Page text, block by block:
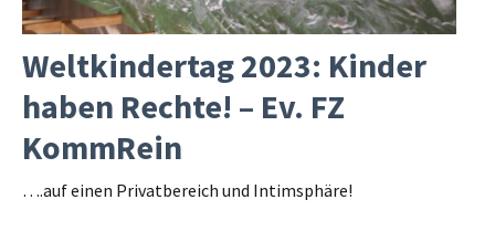
Weltkindertag 2023: Kinder
haben Rechte! – Ev. FZ
KommRein
….auf einen Privatbereich und Intimsphäre!